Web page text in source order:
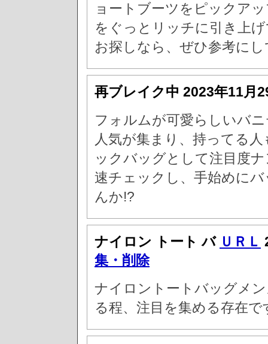
ョートブーツをピックア
をぐっとリッチに引き上
お探しなら、ぜひ参考に
再ブレイク中 2023年11月
フォルムが可愛らしいバ
人気が集まり、持ってる
ックバッグとして注目度
速チェックし、手始めに
んか!?
ナイロン トート バ ＵＲＬ
集・削除
ナイロントートバッグメ
る程、注目を集める存在で